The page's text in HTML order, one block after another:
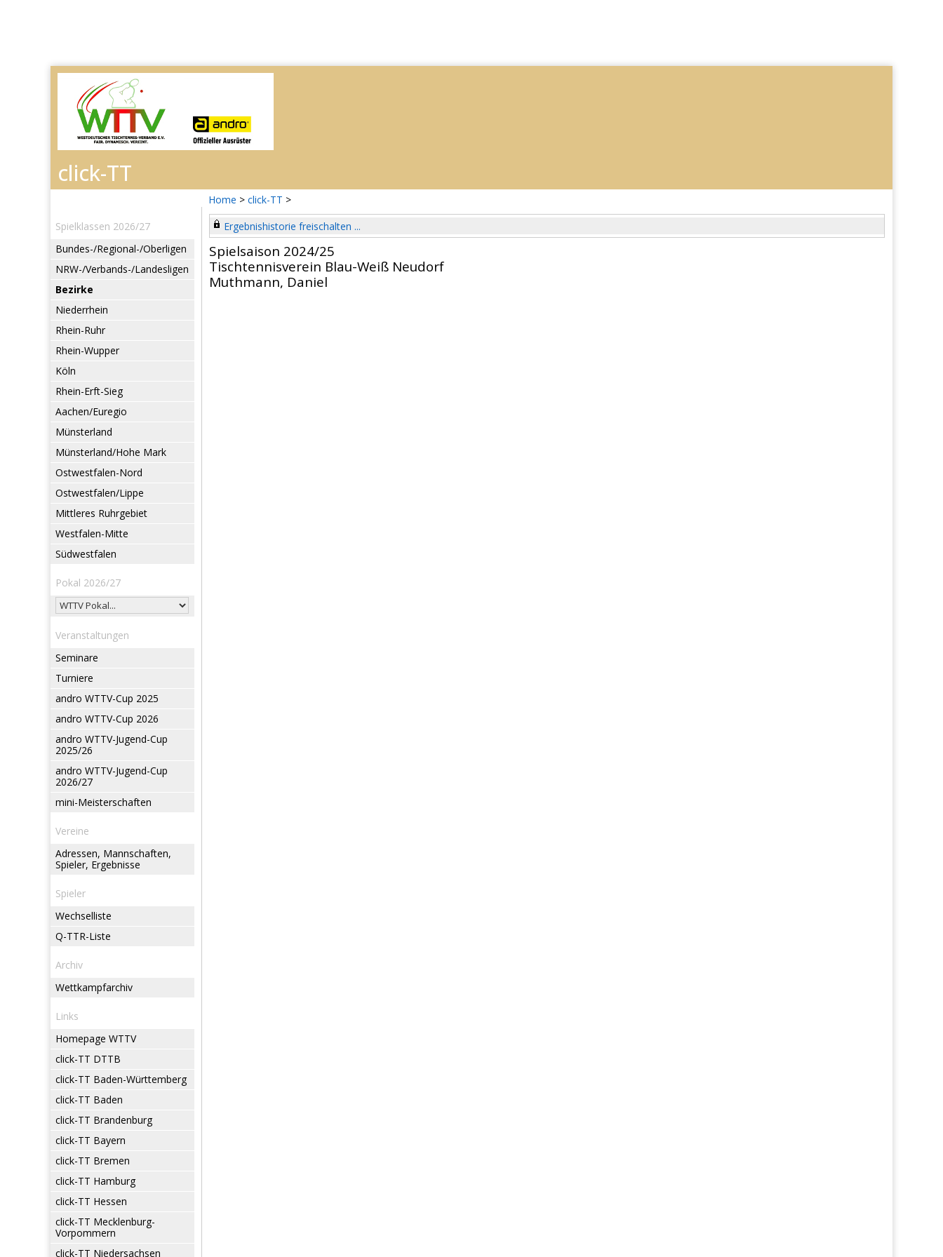
Home > click-TT >
Spielklassen 2026/27
Bundes-/Regional-/Oberligen
NRW-/Verbands-/Landesligen
Bezirke
Niederrhein
Rhein-Ruhr
Rhein-Wupper
Köln
Rhein-Erft-Sieg
Aachen/Euregio
Münsterland
Münsterland/Hohe Mark
Ostwestfalen-Nord
Ostwestfalen/Lippe
Mittleres Ruhrgebiet
Westfalen-Mitte
Südwestfalen
Pokal 2026/27
Veranstaltungen
Seminare
Turniere
andro WTTV-Cup 2025
andro WTTV-Cup 2026
andro WTTV-Jugend-Cup
2025/26
andro WTTV-Jugend-Cup
2026/27
mini-Meisterschaften
Vereine
Adressen, Mannschaften,
Spieler, Ergebnisse
Spieler
Wechselliste
Q-TTR-Liste
Archiv
Wettkampfarchiv
Links
Homepage WTTV
click-TT DTTB
click-TT Baden-Württemberg
click-TT Baden
click-TT Brandenburg
click-TT Bayern
click-TT Bremen
click-TT Hamburg
click-TT Hessen
click-TT Mecklenburg-
Vorpommern
click-TT Niedersachsen
Ergebnishistorie freischalten ...
Spielsaison 2024/25
Tischtennisverein Blau-Weiß Neudorf
Muthmann, Daniel